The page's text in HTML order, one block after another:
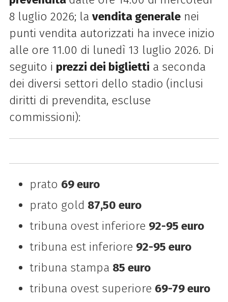
8 luglio 2026; la vendita generalenei
punti vendita autorizzati ha invece inizio
alle ore 11.00 di lunedì 13 luglio 2026. Di
seguito i prezzi dei biglietti a seconda
dei diversi settori dello stadio (inclusi
diritti di prevendita, escluse
commissioni):
prato 69 euro
prato gold 87,50 euro
tribuna ovest inferiore 92-95 euro
tribuna est inferiore 92-95 euro
tribuna stampa 85 euro
tribuna ovest superiore 69-79 euro